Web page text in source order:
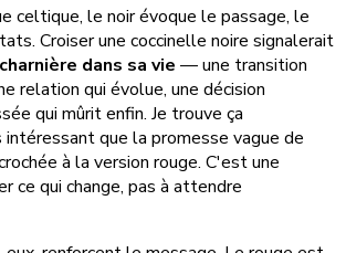
celtique, le noir évoque le passage, le
Croiser une coccinelle noire signalerait
dans sa vie — une transition
relation qui évolue, une décision
qui mûrit enfin. Je trouve ça
que la promesse vague de
à la version rouge. C'est une
ce qui change, pas à attendre